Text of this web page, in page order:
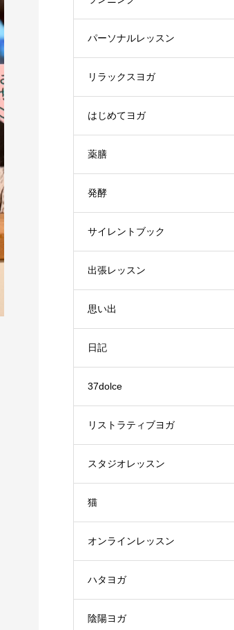
パーソナルレッスン
リラックスヨガ
はじめてヨガ
薬膳
発酵
サイレントブック
出張レッスン
思い出
日記
37dolce
リストラティブヨガ
スタジオレッスン
猫
オンラインレッスン
ハタヨガ
陰陽ヨガ